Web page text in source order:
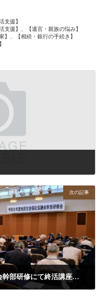
支援】
支援】、【遺言・親族の悩み】
】、【相続・銀行の手続き】
次の記事
【青森市】38地区社会福祉協議会幹部研修にて終活講座を実施いたしました